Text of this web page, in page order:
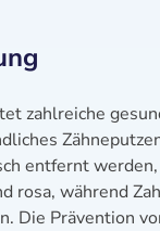
zahlreiche
entfernt
rosa, während
Die Prävention